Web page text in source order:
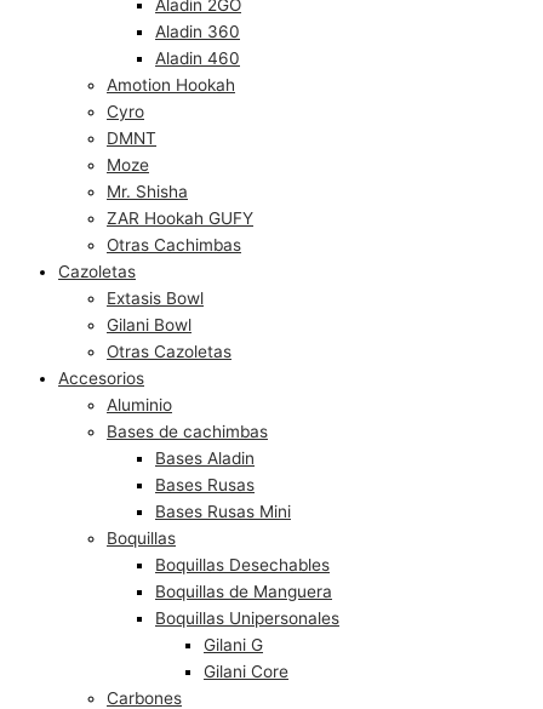
Aladin 2GO
Aladin 360
Aladin 460
Amotion Hookah
Cyro
DMNT
Moze
Mr. Shisha
ZAR Hookah GUFY
Otras Cachimbas
Cazoletas
Extasis Bowl
Gilani Bowl
Otras Cazoletas
Accesorios
Aluminio
Bases de cachimbas
Bases Aladin
Bases Rusas
Bases Rusas Mini
Boquillas
Boquillas Desechables
Boquillas de Manguera
Boquillas Unipersonales
Gilani G
Gilani Core
Carbones